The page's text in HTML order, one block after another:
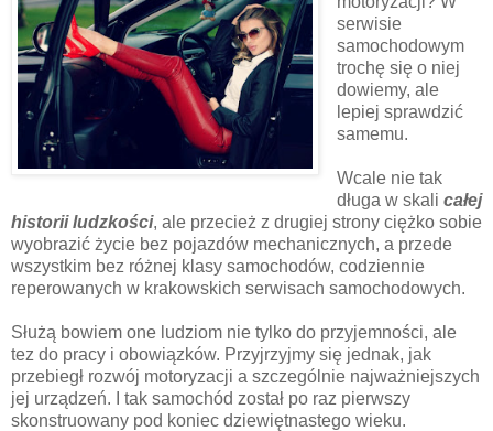
serwisie
samochodowym
trochę się o niej
dowiemy, ale
lepiej sprawdzić
samemu.
Wcale nie tak
długa w skali całej
historii ludzkości, ale przecież z drugiej strony ciężko sobie
wyobrazić życie bez pojazdów mechanicznych, a przede
wszystkim bez różnej klasy samochodów, codziennie
reperowanych w krakowskich serwisach samochodowych.
Służą bowiem one ludziom nie tylko do przyjemności, ale
tez do pracy i obowiązków. Przyjrzyjmy się jednak, jak
przebiegł rozwój motoryzacji a szczególnie najważniejszych
jej urządzeń. I tak samochód został po raz pierwszy
skonstruowany pod koniec dziewiętnastego wieku.